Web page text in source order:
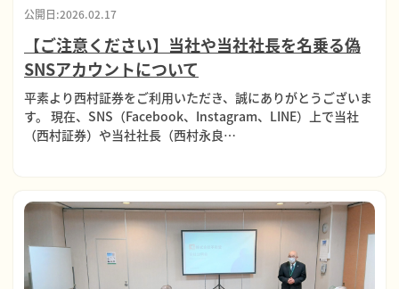
公開日:2026.02.17
【ご注意ください】当社や当社社長を名乗る偽
SNSアカウントについて
平素より西村証券をご利用いただき、誠にありがとうございま
す。 現在、SNS（Facebook、Instagram、LINE）上で当社
（西村証券）や当社社長（西村永良…